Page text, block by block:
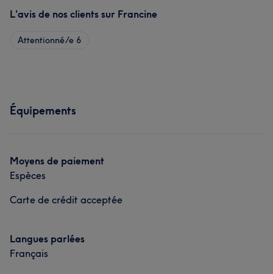
L'avis de nos clients sur Francine
Attentionné/e 6
Équipements
Moyens de paiement
Espèces
Carte de crédit acceptée
Langues parlées
Français